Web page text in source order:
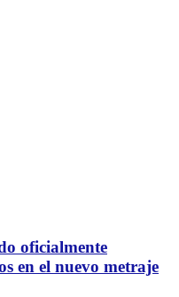
oficialmente
en el nuevo metraje